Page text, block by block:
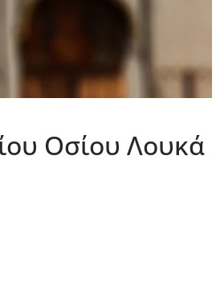
Οσίου Λουκά